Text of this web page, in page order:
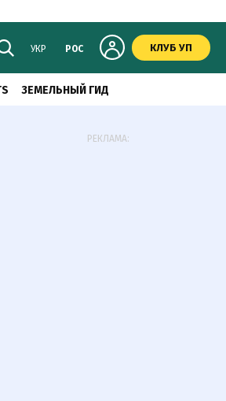
УКР РОС КЛУБ УП
ЗЕМЕЛЬНЫЙ ГИД
РЕКЛАМА: